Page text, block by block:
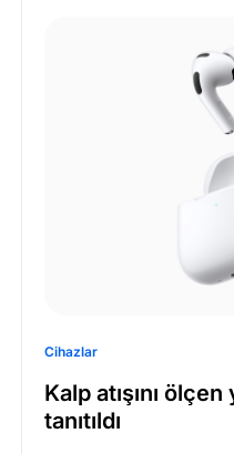
Cihazlar
Kalp atışını
tanıtıldı